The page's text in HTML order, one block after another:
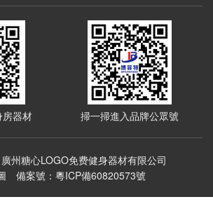
視頻媒體 聯係糖心LOGO免费
身器材有限公司
聯係方式